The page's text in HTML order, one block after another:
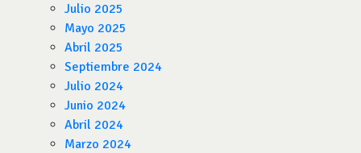
Julio 2025
Mayo 2025
Abril 2025
Septiembre 2024
Julio 2024
Junio 2024
Abril 2024
Marzo 2024